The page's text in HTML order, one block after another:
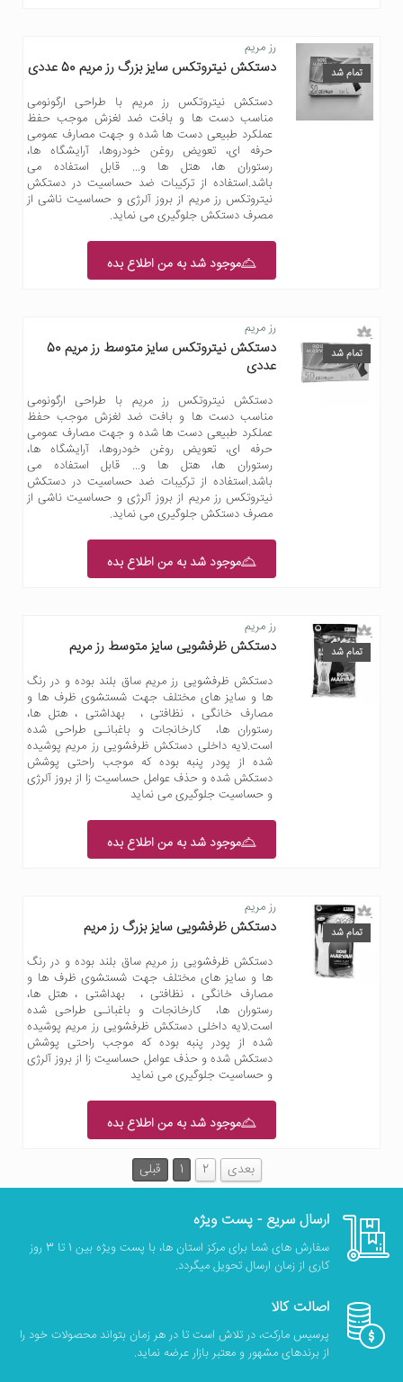
تمام شد
رز مریم
دستکش نیتروتکس سایز بزرگ رز مریم 50 عددی
دستکش نیتروتکس رز مریم با طراحی ارگونومی
مناسب دست ها و بافت ضد لغزش موجب حفظ
عملکرد طبیعی دست ها شده و جهت مصارف عمومی
حرفه ای، تعویض روغن خودروها، آرایشگاه ها،
رستوران ها، هتل ها و... قابل استفاده می
باشد.استفاده از ترکیبات ضد حساسیت در دستکش
نیتروتکس رز مریم از بروز آلرژی و حساسیت ناشی از
مصرف دستکش جلوگیری می نماید.
موجود شد به من اطلاع بده
تمام شد
رز مریم
دستکش نیتروتکس سایز متوسط رز مریم 50
عددی
دستکش نیتروتکس رز مریم با طراحی ارگونومی
مناسب دست ها و بافت ضد لغزش موجب حفظ
عملکرد طبیعی دست ها شده و جهت مصارف عمومی
حرفه ای، تعویض روغن خودروها، آرایشگاه ها،
رستوران ها، هتل ها و... قابل استفاده می
باشد.استفاده از ترکیبات ضد حساسیت در دستکش
نیتروتکس رز مریم از بروز آلرژی و حساسیت ناشی از
مصرف دستکش جلوگیری می نماید.
موجود شد به من اطلاع بده
تمام شد
رز مریم
دستکش ظرفشویی سایز متوسط رز مریم
دستکش ظرفشویی رز مریم ساق بلند بوده و در رنگ
ها و سایز های مختلف جهت شستشوی ظرف ها و
مصارف خانگی ، نظافتی ، بهداشتی ، هتل ها،
رستوران ها، کارخانجات و باغبانـی طراحی شده
است.لایه داخلی دستکش ظرفشویی رز مریم پوشیده
شده از پودر پنبه بوده که موجب راحتی پوشش
دستکش شده و حذف عوامل حساسیت زا از بروز آلرژی
و حساسیت جلوگیری می نماید
موجود شد به من اطلاع بده
تمام شد
رز مریم
دستکش ظرفشویی سایز بزرگ رز مریم
دستکش ظرفشویی رز مریم ساق بلند بوده و در رنگ
ها و سایز های مختلف جهت شستشوی ظرف ها و
مصارف خانگی ، نظافتی ، بهداشتی ، هتل ها،
رستوران ها، کارخانجات و باغبانـی طراحی شده
است.لایه داخلی دستکش ظرفشویی رز مریم پوشیده
شده از پودر پنبه بوده که موجب راحتی پوشش
دستکش شده و حذف عوامل حساسیت زا از بروز آلرژی
و حساسیت جلوگیری می نماید
موجود شد به من اطلاع بده
قبلی 1 2 بعدی
ارسال سریع - پست ویژه
سفارش های شما برای مرکز استان ها، با پست ویژه بین 1 تا 3 روز
کاری از زمان ارسال تحویل میگردد.
اصالت کالا
پرسیس مارکت، در تلاش است تا در هر زمان بتواند محصولات خود را
از برندهای مشهور و معتبر بازار عرضه نماید.